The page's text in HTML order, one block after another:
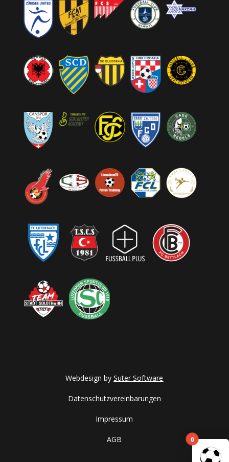
Webdesign bySuter Software
Datenschutzvereinbarungen
Impressum
AGB 0